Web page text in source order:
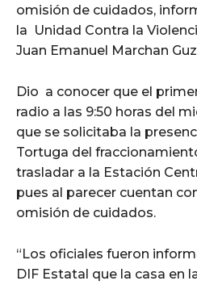
omisión de cuidados,
la Unidad Contra la
Juan Emanuel Marchan
Dio a conocer que el
radio a las 9:50 horas del
que se solicitaba la
Tortuga del
trasladar a la Estación
pues al parecer cuentan
omisión de cuidados.
“Los oficiales fueron
DIF Estatal que la casa en